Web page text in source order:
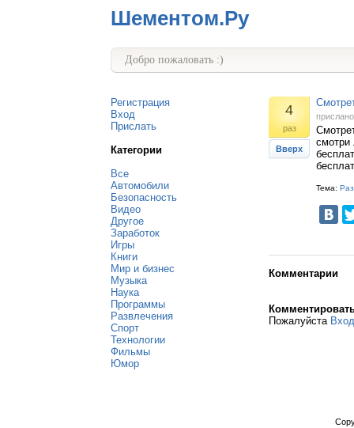
Шементом.Ру
Добро пожаловать :)
Регистрация
Вход
Прислать
Категории
Все
Автомобили
Безопасность
Видео
Другое
Заработок
Игры
Книги
Мир и бизнес
Музыка
Наука
Программы
Развлечения
Спорт
Технологии
Фильмы
Юмор
4
раз
Вверх
смотри
Тема:
Комментарии
Пожалуйста Вход